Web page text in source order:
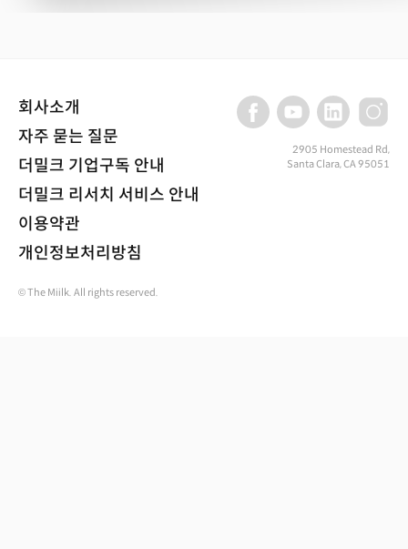
회사소개
자주 묻는 질문
더밀크 기업구독 안내
더밀크 리서치 서비스 안내
이용약관
개인정보처리방침
2905 Homestead Rd,
Santa Clara, CA 95051
© The Miilk. All rights reserved.